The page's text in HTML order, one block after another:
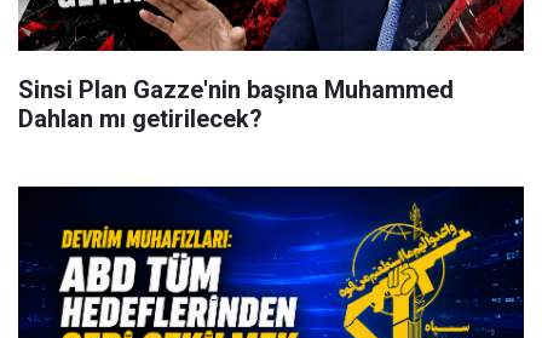
Sinsi Plan Gazze'nin başına Muhammed
Dahlan mı getirilecek?